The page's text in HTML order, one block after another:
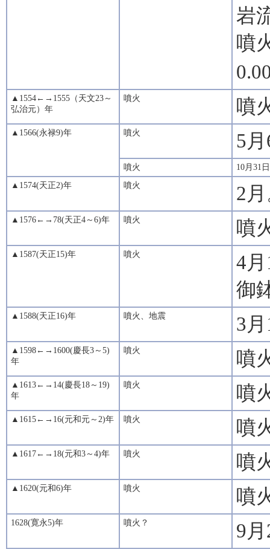
岩
噴
▲1554←→1555（天文23～
弘治元）年
噴火 噴
▲1566(永禄9)年 噴火 5
噴火
10月31
▲1574(天正2)年
噴火 2
▲1576←→78(天正4～6)年 噴火 噴
▲1587(天正15)年 噴火
4
御
▲1588(天正16)年 噴火、地震 3
▲1598←→1600(慶長3～5)
年
噴火 噴
▲1613←→14(慶長18～19)
年
噴火 噴
▲1615←→16(元和元～2)年 噴火 噴
▲1617←→18(元和3～4)年 噴火 噴
▲1620(元和6)年 噴火 噴
1628(寛永5)年 噴火？ 9